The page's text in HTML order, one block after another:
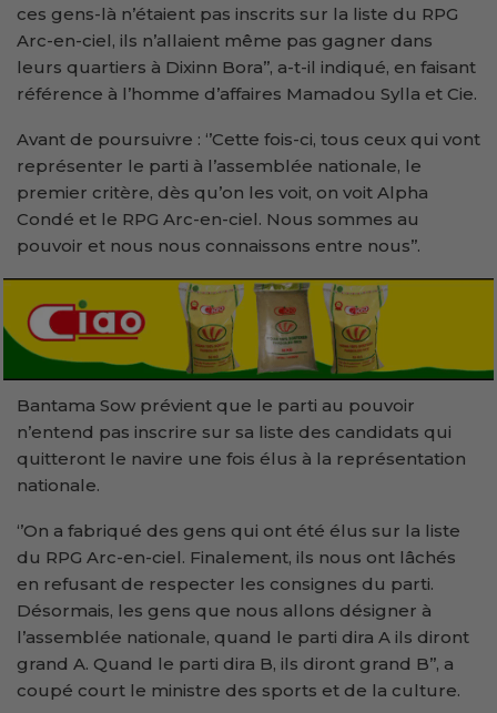
ces gens-là n’étaient pas inscrits sur la liste du RPG
Arc-en-ciel, ils n’allaient même pas gagner dans
leurs quartiers à Dixinn Bora’’, a-t-il indiqué, en faisant
référence à l’homme d’affaires Mamadou Sylla et Cie.
Avant de poursuivre : ‘’Cette fois-ci, tous ceux qui vont
représenter le parti à l’assemblée nationale, le
premier critère, dès qu’on les voit, on voit Alpha
Condé et le RPG Arc-en-ciel. Nous sommes au
pouvoir et nous nous connaissons entre nous’’.
Bantama Sow prévient que le parti au pouvoir
n’entend pas inscrire sur sa liste des candidats qui
quitteront le navire une fois élus à la représentation
nationale.
‘’On a fabriqué des gens qui ont été élus sur la liste
du RPG Arc-en-ciel. Finalement, ils nous ont lâchés
en refusant de respecter les consignes du parti.
Désormais, les gens que nous allons désigner à
l’assemblée nationale, quand le parti dira A ils diront
grand A. Quand le parti dira B, ils diront grand B’’, a
coupé court le ministre des sports et de la culture.